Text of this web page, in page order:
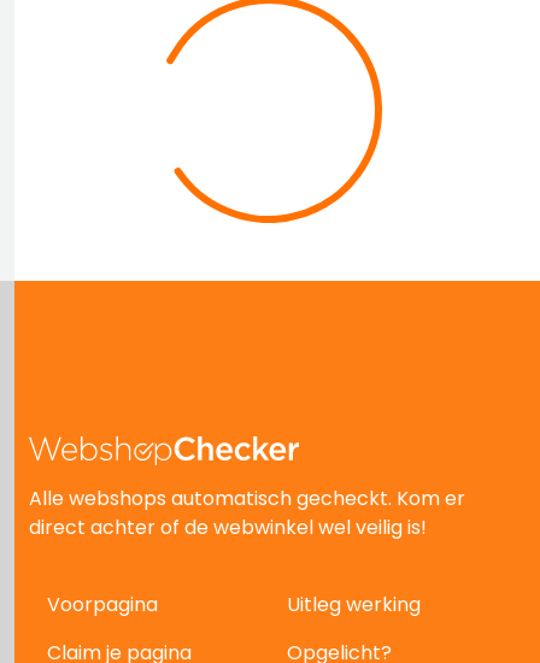
Alle webshops automatisch gecheckt. Kom er
direct achter of de webwinkel wel veilig is!
Voorpagina
Uitleg werking
Claim je pagina
Opgelicht?